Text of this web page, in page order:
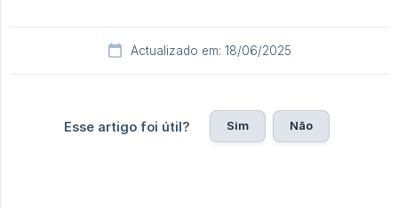
Actualizado em: 18/06/2025
Esse artigo foi útil? Sim Não